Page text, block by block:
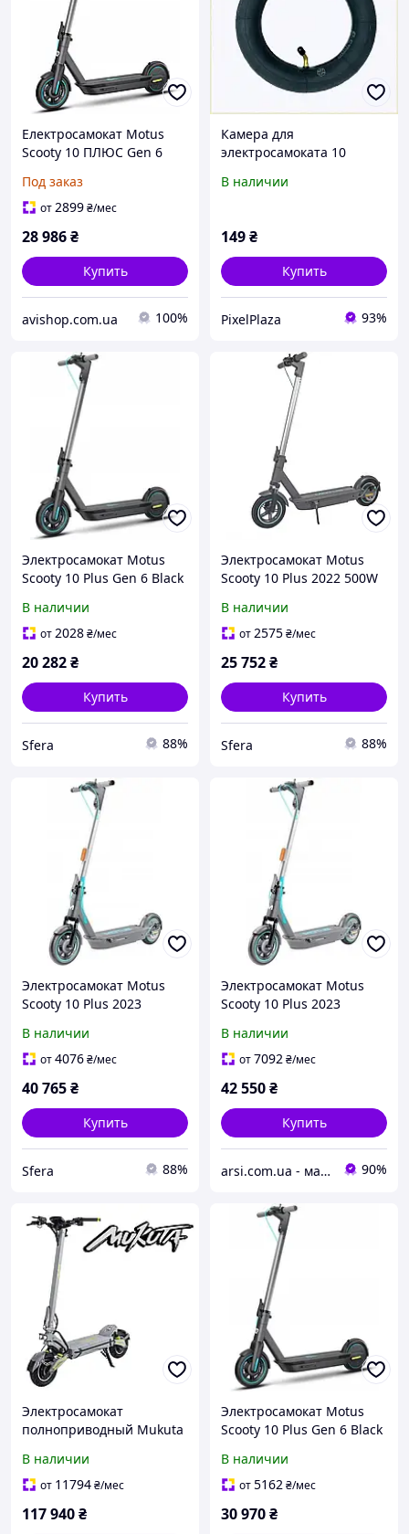
Електросамокат Motus
Scooty 10 ПЛЮС Gen 6
Под заказ
от2899₴/мес
28 986₴
Купить
avishop.com.ua 100%
Камера для
электросамоката 10
880A453P6
В наличии
149₴
Купить
PixelPlaza 93%
Электросамокат Motus
Scooty 10 Plus Gen 6 Black
В наличии
от2028₴/мес
20 282₴
Купить
Sfera 88%
Электросамокат Motus
Scooty 10 Plus 2022 500W
В наличии
от2575₴/мес
25 752₴
Купить
Sfera 88%
Электросамокат Motus
Scooty 10 Plus 2023
В наличии
от4076₴/мес
40 765₴
Купить
Sfera 88%
Электросамокат Motus
Scooty 10 Plus 2023
В наличии
от7092₴/мес
42 550₴
Купить
arsi.com.ua - магазин техники 90%
Электросамокат
полноприводный Mukuta
дюймов)
В наличии
от 11794₴/мес
117 940₴
Электросамокат Motus
Scooty 10 Plus Gen 6 Black
В наличии
от5162₴/мес
30 970₴